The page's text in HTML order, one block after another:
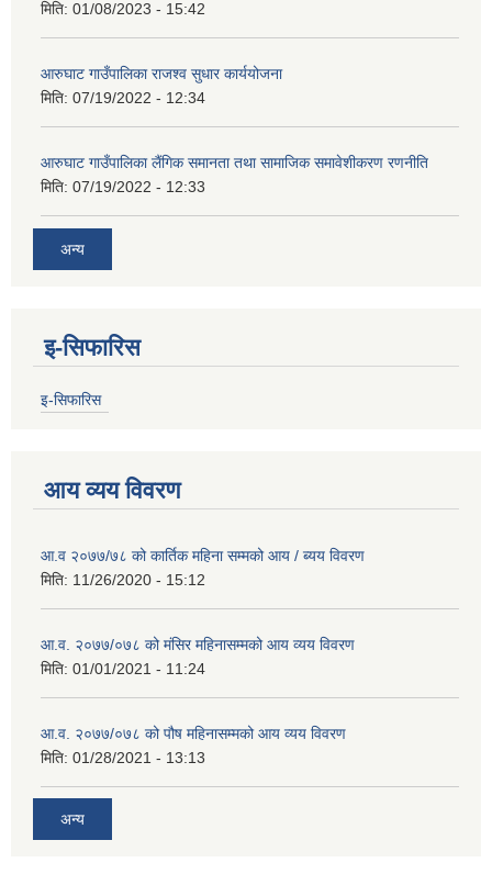
मिति: 01/08/2023 - 15:42
आरुघाट गाउँपालिका राजश्व सुधार कार्ययोजना
मिति: 07/19/2022 - 12:34
आरुघाट गाउँपालिका लैंगिक समानता तथा सामाजिक समावेशीकरण रणनीति
मिति: 07/19/2022 - 12:33
अन्य
इ-सिफारिस
इ-सिफारिस
आय व्यय विवरण
आ.व २०७७/७८ को कार्तिक महिना सम्मको आय / ब्यय विवरण
मिति: 11/26/2020 - 15:12
आ.व. २०७७/०७८ को मंसिर महिनासम्मको आय व्यय विवरण
मिति: 01/01/2021 - 11:24
आ.व. २०७७/०७८ को पौष महिनासम्मको आय व्यय विवरण
मिति: 01/28/2021 - 13:13
अन्य